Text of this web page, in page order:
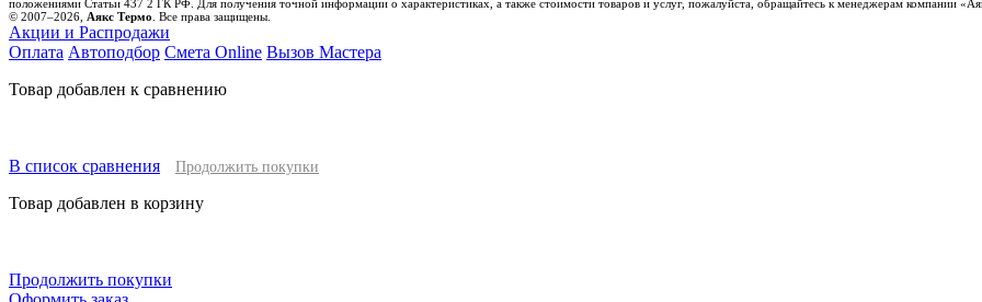
положениями Статьи 437 2 ГК РФ. Для получения точной информации о характеристиках, а также стоимости товаров и услуг, пожалуйста, обращайтесь к менеджерам компании
© 2007–2026, Аякс Термо . Все права защищены.
Акции и Распродажи
Оплата Автоподбор Смета Online Вызов Мастера
Товар добавлен к сравнению
В список сравнения Продолжить покупки
Товар добавлен в корзину
Продолжить покупки